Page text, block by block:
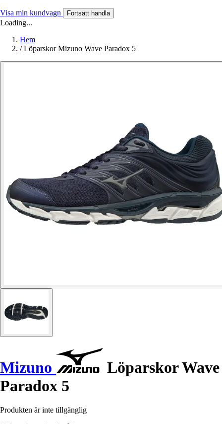
Visa min kundvagn Fortsätt handla
Loading...
Hem
/ Löparskor Mizuno Wave Paradox 5
Mizuno
Löparskor Wave
Paradox 5
Produkten är inte tillgänglig